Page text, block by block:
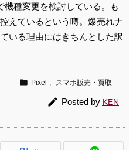
種変更を検討している。も
えているという噂。爆売れナ
いる理由にはきちんとした訳
 Pixel スマホ販売・買取
 Posted by KEN